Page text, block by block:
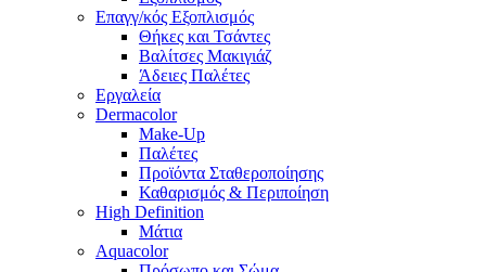
Επαγγ/κός Εξοπλισμός
Θήκες και Τσάντες
Βαλίτσες Μακιγιάζ
Άδειες Παλέτες
Εργαλεία
Dermacolor
Make-Up
Παλέτες
Προϊόντα Σταθεροποίησης
Καθαρισμός & Περιποίηση
High Definition
Μάτια
Aquacolor